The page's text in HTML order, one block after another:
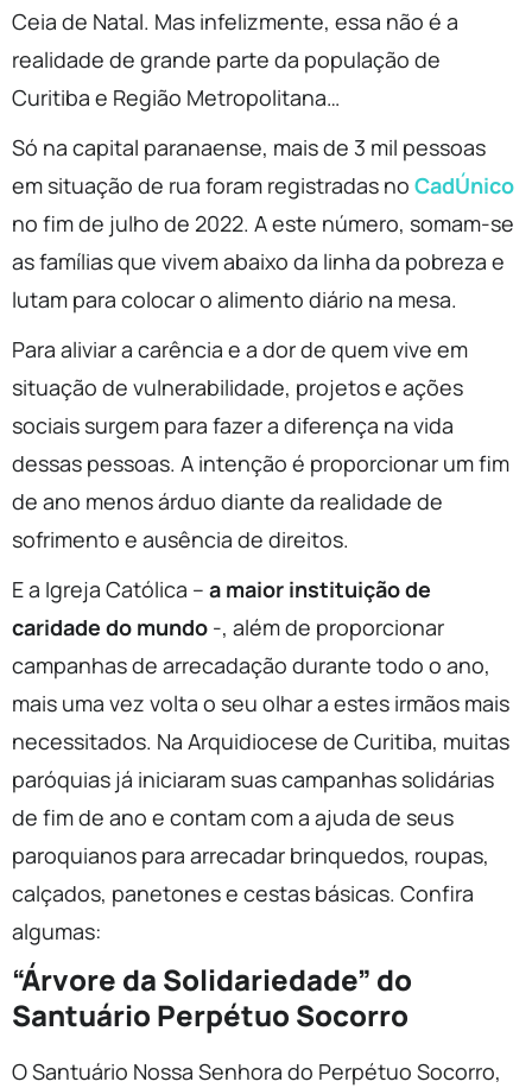
Ceia de Natal. Mas infelizmente, essa não é a
realidade de grande parte da população de
Curitiba e Região Metropolitana…
Só na capital paranaense, mais de 3 mil pessoas
em situação de rua foram registradas no CadÚnico
no fim de julho de 2022. A este número, somam-se
as famílias que vivem abaixo da linha da pobreza e
lutam para colocar o alimento diário na mesa.
Para aliviar a carência e a dor de quem vive em
situação de vulnerabilidade, projetos e ações
sociais surgem para fazer a diferença na vida
dessas pessoas. A intenção é proporcionar um fim
de ano menos árduo diante da realidade de
sofrimento e ausência de direitos.
E a Igreja Católica – a maior instituição de
caridade do mundo -, além de proporcionar
campanhas de arrecadação durante todo o ano,
mais uma vez volta o seu olhar a estes irmãos mais
necessitados. Na Arquidiocese de Curitiba, muitas
paróquias já iniciaram suas campanhas solidárias
de fim de ano e contam com a ajuda de seus
paroquianos para arrecadar brinquedos, roupas,
calçados, panetones e cestas básicas. Confira
algumas:
“Árvore da Solidariedade” do
Santuário Perpétuo Socorro
O Santuário Nossa Senhora do Perpétuo Socorro,